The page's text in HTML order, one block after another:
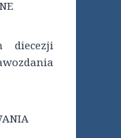
diecezji